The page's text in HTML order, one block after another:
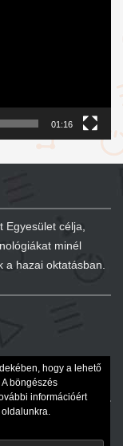
01:16
Egyesület célja,
minél
a hazai oktatásban.
hogy a lehető
böngészés
információért
oldalunkra.